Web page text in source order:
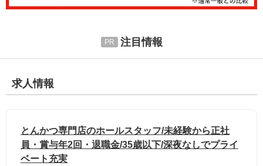
注目情報
求人情報
とんかつ専門店のホールスタッフ/未経験から正社
員・賞与年2回・退職金/35歳以下/深夜なしでプライ
ベート充実